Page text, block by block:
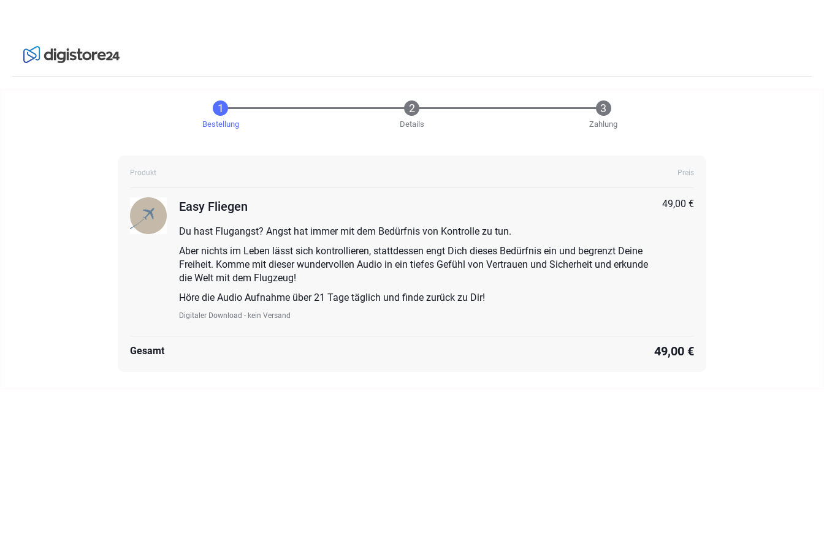
Bestellung Details Zahlung
Produkt Preis
Easy Fliegen
Du hast Flugangst? Angst hat immer mit dem Bedürfnis von Kontrolle zu tun.
Aber nichts im Leben lässt sich kontrollieren, stattdessen engt Dich dieses Bedürfnis ein und begrenzt Deine
Freiheit. Komme mit dieser wundervollen Audio in ein tiefes Gefühl von Vertrauen und Sicherheit und erkunde
die Welt mit dem Flugzeug!
Höre die Audio Aufnahme über 21 Tage täglich und finde zurück zu Dir!
Digitaler Download - kein Versand
49,00 €
Gesamt 49,00 €